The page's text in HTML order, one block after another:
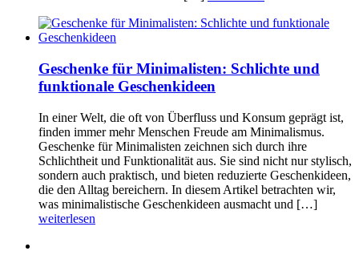
Geschenke für Minimalisten: Schlichte und
funktionale Geschenkideen
In einer Welt, die oft von Überfluss und Konsum geprägt ist,
finden immer mehr Menschen Freude am Minimalismus.
Geschenke für Minimalisten zeichnen sich durch ihre
Schlichtheit und Funktionalität aus. Sie sind nicht nur stylisch,
sondern auch praktisch, und bieten reduzierte Geschenkideen,
die den Alltag bereichern. In diesem Artikel betrachten wir,
was minimalistische Geschenkideen ausmacht und […]
weiterlesen